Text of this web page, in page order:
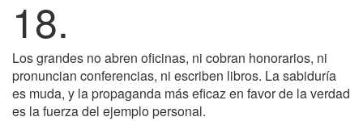
18.
Los grandes no abren oficinas, ni cobran honorarios, ni
pronuncian conferencias, ni escriben libros. La sabiduría
es muda, y la propaganda más eficaz en favor de la verdad
es la fuerza del ejemplo personal.